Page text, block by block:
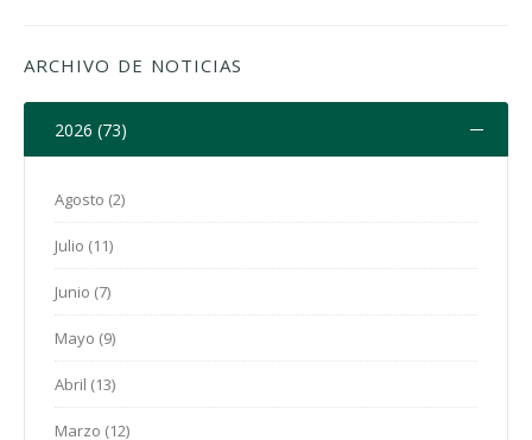
ARCHIVO DE NOTICIAS
2026 (73)
Agosto (2)
Julio (11)
Junio (7)
Mayo (9)
Abril (13)
Marzo (12)